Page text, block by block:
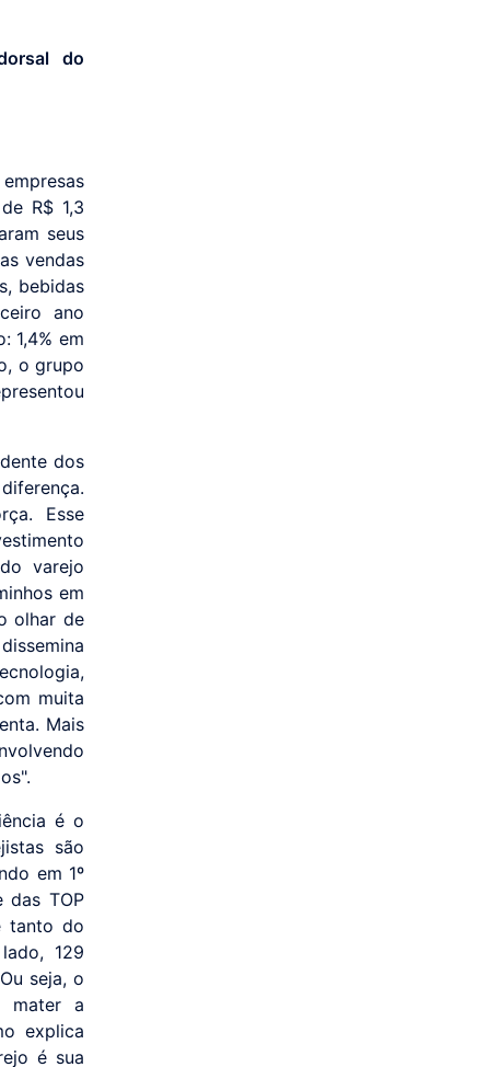
do
R$ 1,3
seus
vendas
bebidas
ano
1,4% em
o grupo
dos
Esse
varejo
em
olhar de
muita
Mais
é o
são
em 1º
das TOP
tanto do
129
seja, o
mater a
explica
é sua